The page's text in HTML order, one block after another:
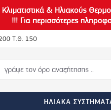
& Ηλιακούς
!!! Για περισσότερες
Τ.Θ. 150
ΗΛΙΑΚΆ